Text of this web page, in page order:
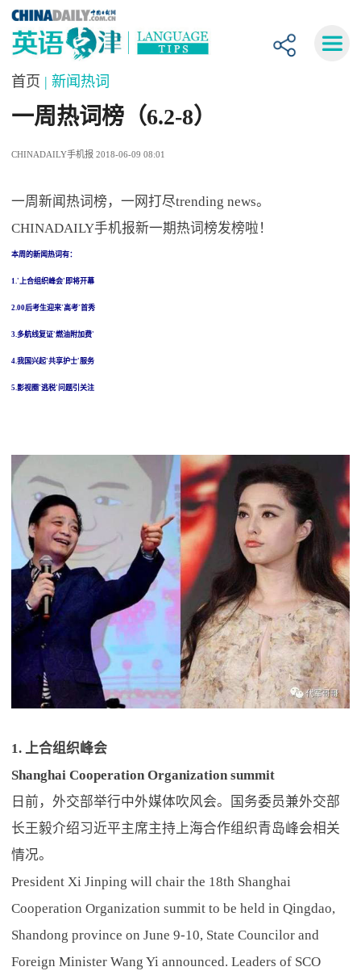
首页 | 新闻热词
一周热词榜（6.2-8）
CHINADAILY手机报 2018-06-09 08:01
一周新闻热词榜，一网打尽trending news。
CHINADAILY手机报新一期热词榜发榜啦！
本周的新闻热词有：
1.'上合组织峰会'即将开幕
2.00后考生迎来'高考'首秀
3.多航线复证'燃油附加费'
4.我国兴起'共享护士'服务
5.影视圈'逃税'问题引关注
1. 上合组织峰会
Shanghai Cooperation Organization summit
日前，外交部举行中外媒体吹风会。国务委员兼外交部
长王毅介绍习近平主席主持上海合作组织青岛峰会相关
情况。
President Xi Jinping will chair the 18th Shanghai
Cooperation Organization summit to be held in Qingdao,
Shandong province on June 9-10, State Councilor and
Foreign Minister Wang Yi announced. Leaders of SCO